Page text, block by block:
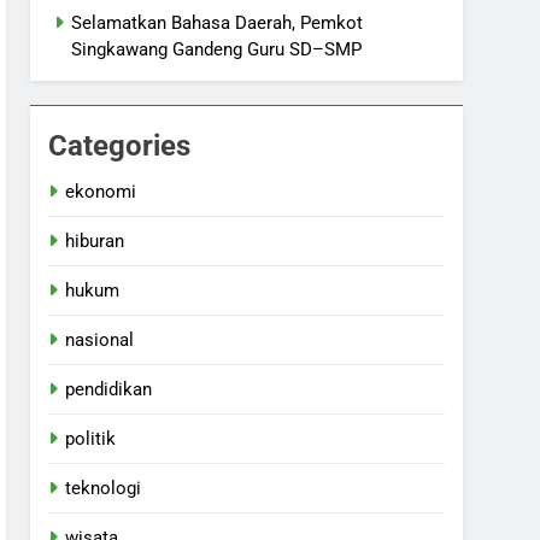
Selamatkan Bahasa Daerah, Pemkot
Singkawang Gandeng Guru SD–SMP
Categories
ekonomi
hiburan
hukum
nasional
pendidikan
politik
teknologi